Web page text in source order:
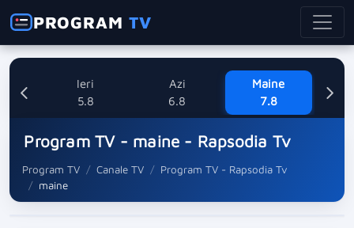
PROGRAMTV
Ieri
5.8
Azi
6.8
Maine
7.8
Program TV - maine - Rapsodia Tv
Program TV Canale TV
Program TV - Rapsodia Tv
maine